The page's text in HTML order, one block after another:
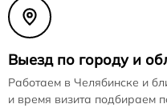
Выезд по городу и
Работаем в Челябинске и
и время визита подбираем